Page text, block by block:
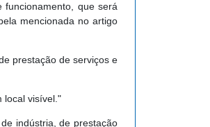
que será
mencionada no artigo
prestação de serviços e
local visível."
indústria, de prestação